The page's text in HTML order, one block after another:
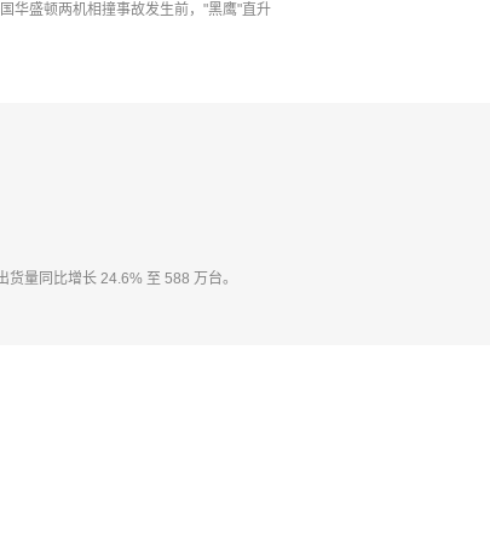
华盛顿两机相撞事故发生前，"黑鹰"直升
量同比增长 24.6% 至 588 万台。